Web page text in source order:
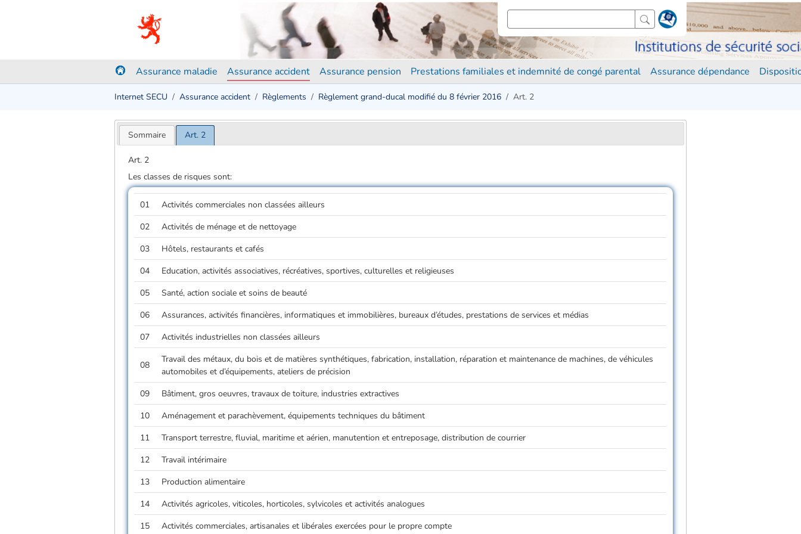
Assurance maladie Assurance accident Assurance pension Prestations familiales et indemnité de congé parental Assurance dépendance
Internet SECU Assurance accident Règlements Règlement grand-ducal modifié du 8 février 2016 Art. 2
Sommaire Art. 2
Art. 2
Les classes de risques sont:
01
Activités commerciales non classées ailleurs
02
Activités de ménage et de nettoyage
03
Hôtels, restaurants et cafés
04
Education, activités associatives, récréatives, sportives, culturelles et religieuses
05
Santé, action sociale et soins de beauté
06
Assurances, activités financières, informatiques et immobilières, bureaux d’études, prestations de services et médias
07
Activités industrielles non classées ailleurs
08
Travail des métaux, du bois et de matières synthétiques, fabrication, installation, réparation et maintenance de machines, de véhicules
automobiles et d’équipements, ateliers de précision
09
Bâtiment, gros oeuvres, travaux de toiture, industries extractives
10
Aménagement et parachèvement, équipements techniques du bâtiment
11
Transport terrestre, fluvial, maritime et aérien, manutention et entreposage, distribution de courrier
12
Travail intérimaire
13
Production alimentaire
14
Activités agricoles, viticoles, horticoles, sylvicoles et activités analogues
15
Activités commerciales, artisanales et libérales exercées pour le propre compte